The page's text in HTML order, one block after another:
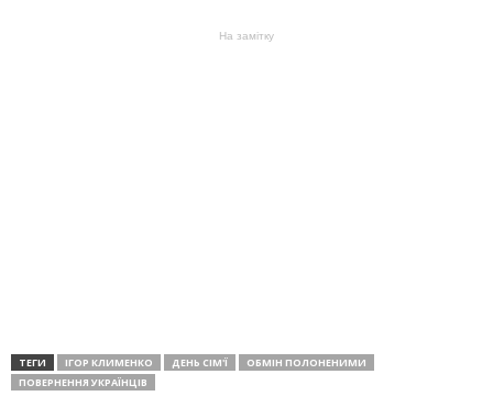
На замітку
ТЕГИ ІГОР КЛИМЕНКО ДЕНЬ СІМ'Ї
ОБМІН ПОЛОНЕНИМИ
ПОВЕРНЕННЯ УКРАЇНЦІВ